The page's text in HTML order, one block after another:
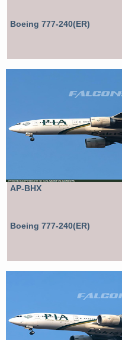
Boeing 777-240(ER)
AP-BHX
Boeing 777-240(ER)